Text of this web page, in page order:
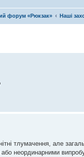
форум «Рюкзак» Наші
тлумачення, але
неординарними